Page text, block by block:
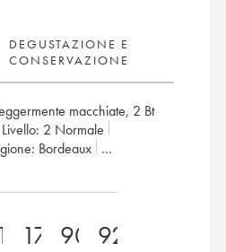
DEGUSTAZIONE E
CONSERVAZIONE
macchiate, 2 Bt
Livello: 2 Normale
Bordeaux
17/20
90 92